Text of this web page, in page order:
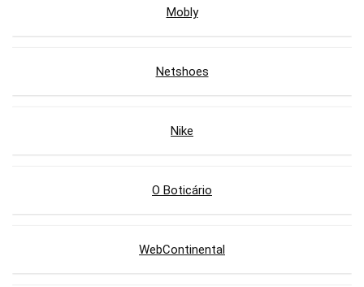
Mobly
Netshoes
Nike
O Boticário
WebContinental